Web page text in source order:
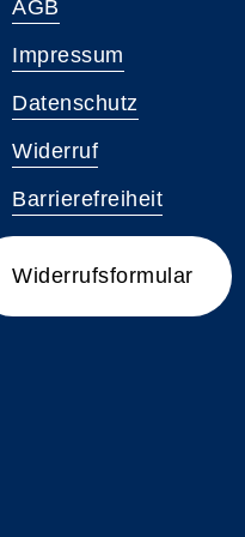
AGB
Impressum
Datenschutz
Widerruf
Barrierefreiheit
Widerrufsformular